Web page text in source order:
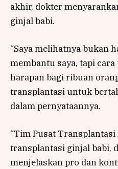
akhir, dokter
ginjal babi.
“Saya melihatnya bukan
membantu saya, tapi
harapan bagi ribuan
transplantasi untuk
dalam pernyataannya.
“Tim Pusat
transplantasi ginjal babi,
menjelaskan pro dan